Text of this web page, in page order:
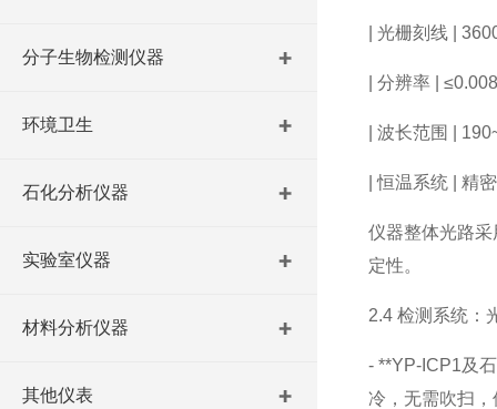
光栅刻线 |
分辨率 ≤
波长范围 |
|恒温系统 精
仪器整体光路
定性。
2.4 检测系统：
- **YP-ICP1及
冷，无需吹扫
分子生物检测仪器
环境卫生
石化分析仪器
实验室仪器
材料分析仪器
其他仪表